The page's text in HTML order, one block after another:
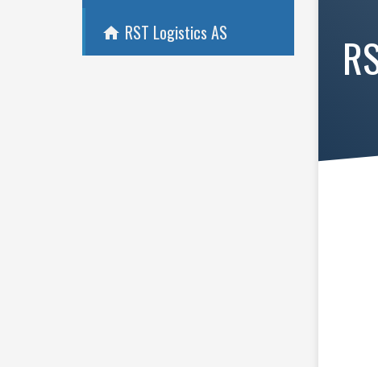
home RST Logistics AS